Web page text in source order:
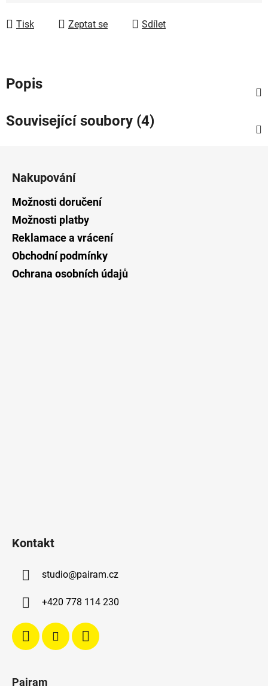
Tisk Zeptat se Sdílet
Popis
Související soubory (4)
Nakupování
Možnosti doručení
Možnosti platby
Reklamace a vrácení
Obchodní podmínky
Ochrana osobních údajů
Kontakt
studio@pairam.cz
+420 778 114 230
Pairam